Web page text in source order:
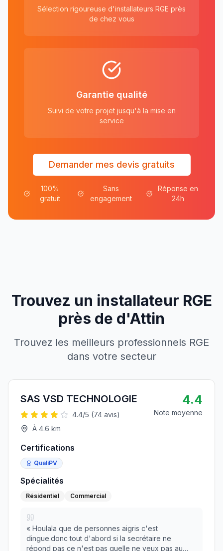
Sélection rigoureuse d'installateurs RGE près
de chez vous
Garantie qualité
Suivi de votre projet jusqu'à la mise en
service
Demander mes devis gratuits
100%
gratuit
Sans
engagement
Réponse en
24h
Trouvez un installateur RGE
près de d'Attin
Trouvez les meilleurs professionnels RGE
dans votre secteur
SAS VSD TECHNOLOGIE
4.4/5 (74 avis)
À 4.6 km
4.4
Note moyenne
Certifications
QualiPV
Spécialités
Résidentiel Commercial
« Houlala que de personnes aigris c'est
dingue.donc tout d'abord si la secrétaire ne
répond pas ce n'est pas quelle ne veux pas au